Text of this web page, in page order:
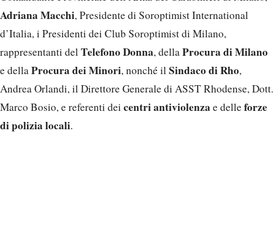
Adriana Macchi, Presidente di Soroptimist International
d’Italia, i Presidenti dei Club Soroptimist di Milano,
rappresentanti delTelefono Donna, dellaProcura di Milano
e dellaProcura dei Minori, nonché ilSindaco di Rho,
Andrea Orlandi, il Direttore Generale di ASST Rhodense, Dott.
Marco Bosio, e referenti dei centri antiviolenza e delleforze
di polizia locali.